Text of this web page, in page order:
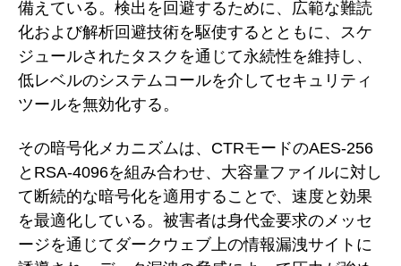
備えている。検出を回避するために、広範な難読
化および解析回避技術を駆使するとともに、スケ
ジュールされたタスクを通じて永続性を維持し、
低レベルのシステムコールを介してセキュリティ
ツールを無効化する。
その暗号化メカニズムは、CTRモードのAES-256
とRSA-4096を組み合わせ、大容量ファイルに対し
て断続的な暗号化を適用することで、速度と効果
を最適化している。被害者は身代金要求のメッセ
ージを通じてダークウェブ上の情報漏洩サイトに